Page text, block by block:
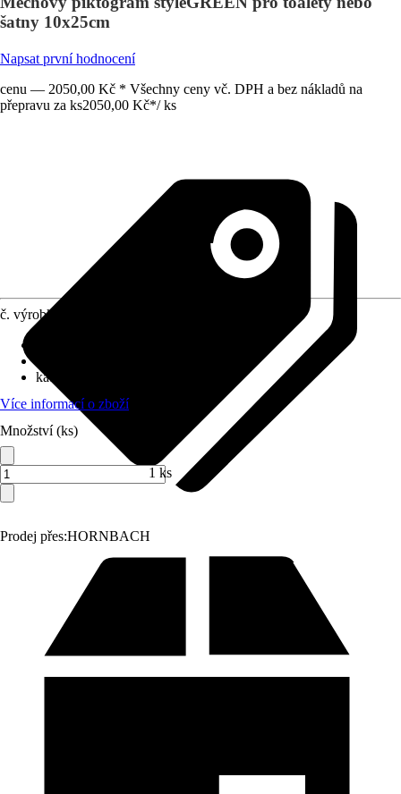
šatny 10x25cm
Napsat první hodnocení
cenu — 2050,00 Kč * Všechny ceny vč. DPH a bez nákladů na
přepravu za ks2050,00 Kč*/ ks
Prodej přes:HORNBACH
č. výrobku
kategorie motivu
Více informací o zboží
Množství (ks)
1 ks